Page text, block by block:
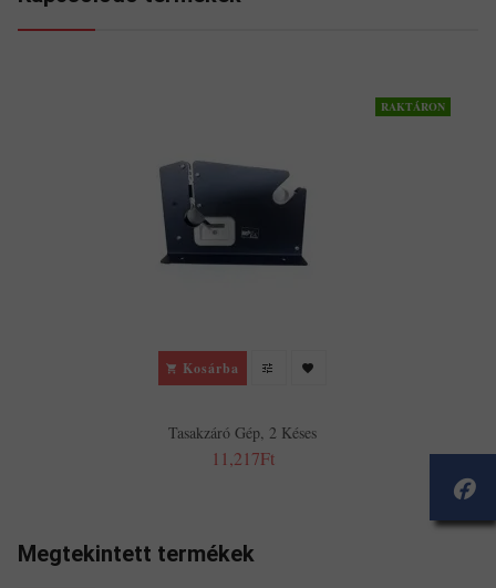
RAKTÁRON
Kosárba
Tasakzáró Gép, 2 Késes
11,217Ft
Megtekintett termékek